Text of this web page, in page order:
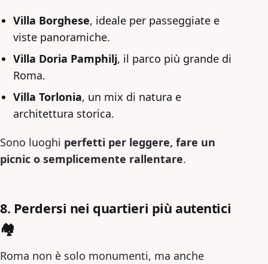
Villa Borghese, ideale per passeggiate e
viste panoramiche.
Villa Doria Pamphilj, il parco più grande di
Roma.
Villa Torlonia, un mix di natura e
architettura storica.
Sono luoghi perfetti per leggere, fare un
picnic o semplicemente rallentare.
8. Perdersi nei quartieri più autentici
🏘
Roma non è solo monumenti, ma anche